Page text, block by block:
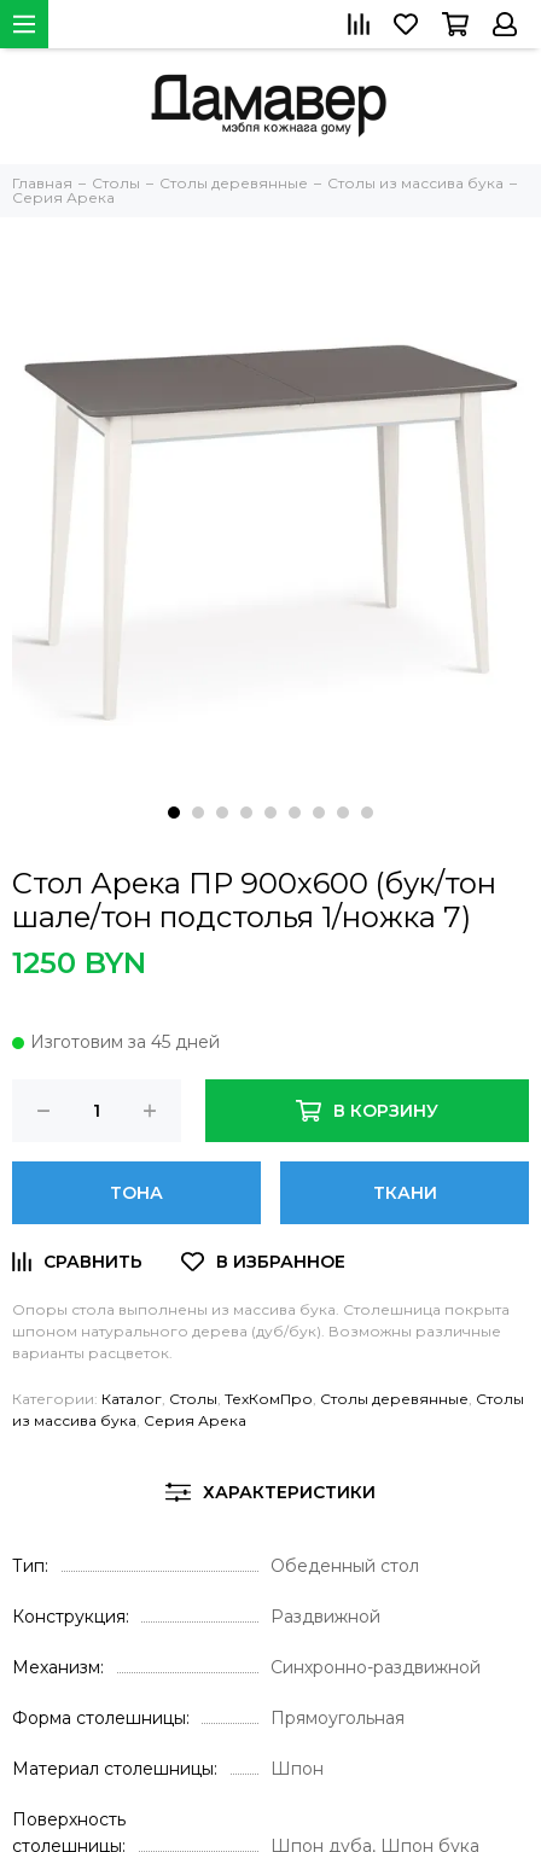
Главная Столы Столы деревянные
Столы из массива бука
Серия Арека
Стол Арека ПР 900х600 (бук/тон
шале/тон подстолья 1/ножка 7)
1250 BYN
Изготовим за 45 дней
В КОРЗИНУ
ТОНА ТКАНИ
Опоры стола выполнены из массива бука. Столешница покрыта
шпоном натурального дерева (дуб/бук). Возможны различные
варианты расцветок.
Категории: Каталог, Столы, ТехКомПро, Столы деревянные, Столы
из массива бука, Серия Арека
ХАРАКТЕРИСТИКИ
Тип Обеденный стол
Конструкция Раздвижной
Механизм Синхронно-раздвижной
Форма столешницы Прямоугольная
Материал столешницы Шпон
Поверхность
столешницы
Шпон дуба, Шпон бука